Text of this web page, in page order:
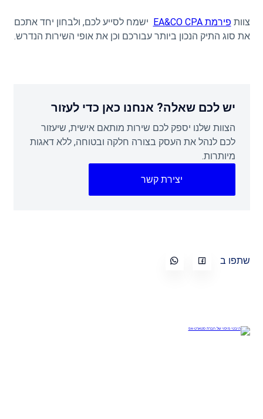
צוות פירמת EA&CO CPA
ישמח לסייע לכם, ולבחון יחד אתכם
את סוג התיק הנכון ביותר עבורכם וכן את אופי השירות הנדרש.
יש לכם שאלה? אנחנו כאן כדי לעזור
הצוות שלנו יספק לכם שירות מותאם אישית, שיעזור
לכם לנהל את העסק בצורה חלקה ובטוחה, ללא דאגות
מיותרות.
יצירת קשר
שתפו ב